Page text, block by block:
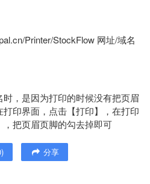
Printer/StockFlow 网址/域名
，是因为打印的时候没有把页眉
印界面，点击【打印】，在打印
把页眉页脚的勾去掉即可
) 分享